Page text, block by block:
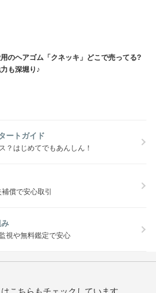
のヘアゴム「クネッキ」どこで売ってる?
も深堀り♪
ートガイド
？はじめてでもあんしん！
償で安心取引
視や無料鑑定で安心